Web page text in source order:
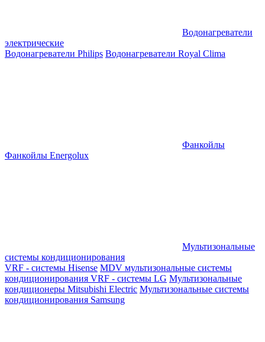
Водонагреватели
электрические
Водонагреватели Philips Водонагреватели Royal Clima
Фанкойлы
Фанкойлы Energolux
Мультизональные
системы кондиционирования
VRF - системы Hisense MDV мультизональные системы
кондиционирования VRF - системы LG Мультизональные
кондиционеры Mitsubishi Electric Мультизональные системы
кондиционирования Samsung